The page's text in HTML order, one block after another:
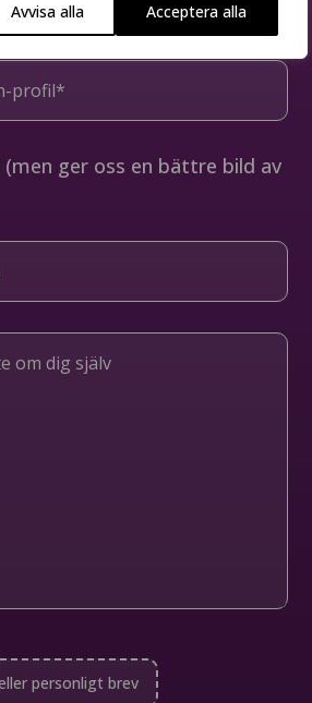
Avvisa alla Acceptera alla
ger oss en bättre bild av
personligt brev